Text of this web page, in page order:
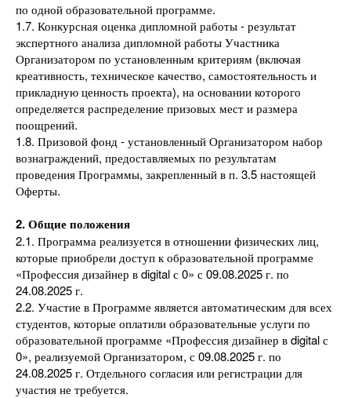
по одной образовательной программе.
1.7. Конкурсная оценка дипломной работы - результат
экспертного анализа дипломной работы Участника
Организатором по установленным критериям (включая
креативность, техническое качество, самостоятельность и
прикладную ценность проекта), на основании которого
определяется распределение призовых мест и размера
поощрений.
1.8. Призовой фонд - установленный Организатором набор
вознаграждений, предоставляемых по результатам
проведения Программы, закрепленный в п. 3.5 настоящей
Оферты.
2. Общие положения
2.1. Программа реализуется в отношении физических лиц,
которые приобрели доступ к образовательной программе
«Профессия дизайнер в digital с 0» с 09.08.2025 г. по
24.08.2025 г.
2.2. Участие в Программе является автоматическим для всех
студентов, которые оплатили образовательные услуги по
образовательной программе «Профессия дизайнер в digital с
0», реализуемой Организатором, с 09.08.2025 г. по
24.08.2025 г. Отдельного согласия или регистрации для
участия не требуется.